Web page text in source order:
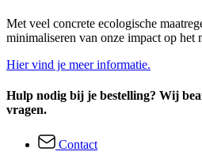
Met veel concrete ecologische
minimaliseren van onze impact op het
Hier vind je meer informatie.
Hulp nodig bij je bestelling? Wij
vragen.
Contact